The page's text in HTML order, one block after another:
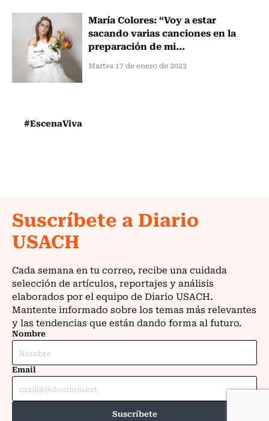
María Colores: “Voy a estar
sacando varias canciones en la
preparación de mi...
Martes 17 de enero de 2023
#EscenaViva